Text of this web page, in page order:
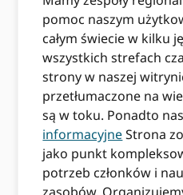
pomoc naszym
całym świecie w kilku
wszystkich strefach
strony w naszej
przetłumaczone na
są w toku. Ponadto
informacyjneStrona
jako punkt
potrzeb członków i